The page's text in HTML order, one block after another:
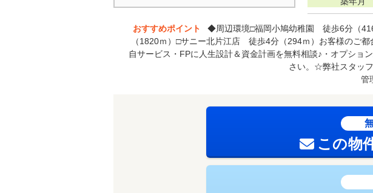
おすすめポイント
◆周辺環境□福岡小鳩幼稚園 徒歩6分（
（1820ｍ）□サニー北片江店 徒歩4分（294ｍ）お客様のご
自サービス・FPに人生設計＆資金計画を無料相談♪・オプシ
さい。☆弊社スタッ
管
この物